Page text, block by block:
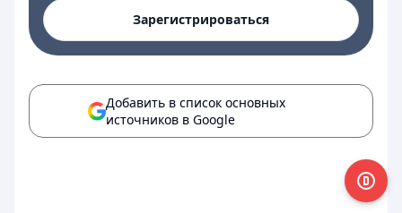
Зарегистрироваться
Добавить в список основных
источников в Google